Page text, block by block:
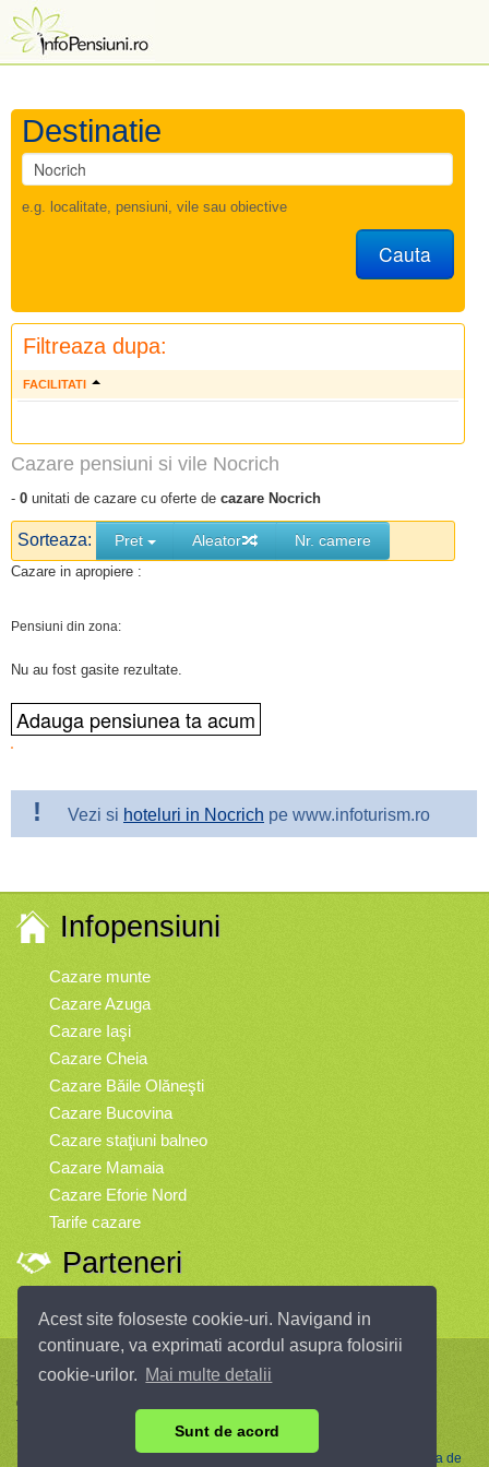
Acest site foloseste cookie-uri. Navigand in
continuare, va exprimati acordul asupra folosirii
cookie-urilor. Mai multe detalii
Sunt de acord
Destinatie
e.g. localitate, pensiuni, vile sau obiective
Cauta
Filtreaza dupa:
FACILITATI
Cazare pensiuni si vile Nocrich
- 0 unitati de cazare cu oferte de cazare Nocrich
Sorteaza: Pret Aleator Nr. camere
Cazare in apropiere :
Pensiuni din zona:
Nu au fost gasite rezultate.
! Vezi si hoteluri in Nocrich pe www.infoturism.ro
Infopensiuni
Cazare munte
Cazare Azuga
Cazare Iaşi
Cazare Cheia
Cazare Băile Olăneşti
Cazare Bucovina
Cazare staţiuni balneo
Cazare Mamaia
Cazare Eforie Nord
Tarife cazare
Parteneri
speciale, rezervări online.
© 2004 - 2026 SC InfoTurism Media SRL.
Toate drepturile rezervate.
Politica de